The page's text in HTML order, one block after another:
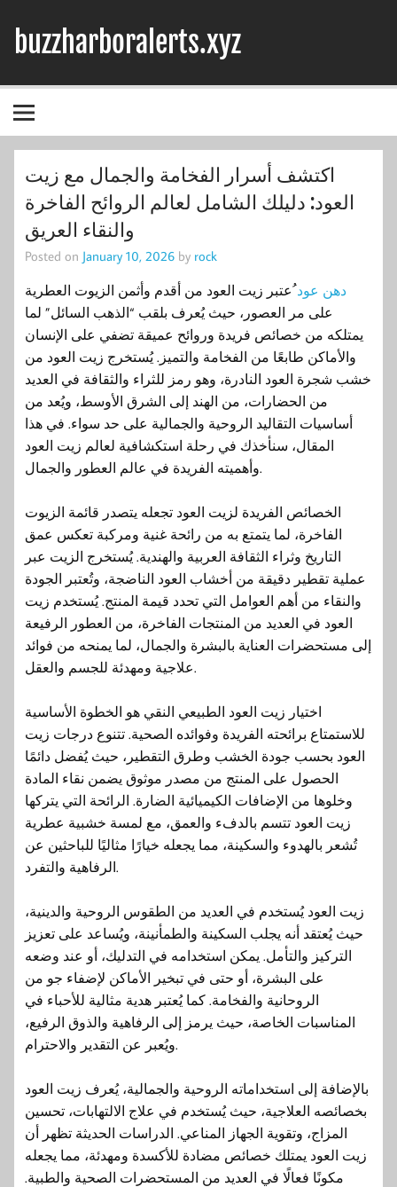
content
buzzharboralerts.xyz
اكتشف أسرار الفخامة والجمال مع زيت
العود: دليلك الشامل لعالم الروائح الفاخرة
والنقاء العريق
Posted on January 10, 2026 by rock
دهن عودُعتبر زيت العود من أقدم وأثمن الزيوت العطرية
على مر العصور، حيث يُعرف بلقب “الذهب السائل” لما
يمتلكه من خصائص فريدة وروائح عميقة تضفي على الإنسان
والأماكن طابعًا من الفخامة والتميز. يُستخرج زيت العود من
خشب شجرة العود النادرة، وهو رمز للثراء والثقافة في العديد
من الحضارات، من الهند إلى الشرق الأوسط، ويُعد من
أساسيات التقاليد الروحية والجمالية على حد سواء. في هذا
المقال، سنأخذك في رحلة استكشافية لعالم زيت العود
وأهميته الفريدة في عالم العطور والجمال.
الخصائص الفريدة لزيت العود تجعله يتصدر قائمة الزيوت
الفاخرة، لما يتمتع به من رائحة غنية ومركبة تعكس عمق
التاريخ وثراء الثقافة العربية والهندية. يُستخرج الزيت عبر
عملية تقطير دقيقة من أخشاب العود الناضجة، وتُعتبر الجودة
والنقاء من أهم العوامل التي تحدد قيمة المنتج. يُستخدم زيت
العود في العديد من المنتجات الفاخرة، من العطور الرفيعة
إلى مستحضرات العناية بالبشرة والجمال، لما يمنحه من فوائد
علاجية ومهدئة للجسم والعقل.
اختيار زيت العود الطبيعي النقي هو الخطوة الأساسية
للاستمتاع برائحته الفريدة وفوائده الصحية. تتنوع درجات زيت
العود بحسب جودة الخشب وطرق التقطير، حيث يُفضل دائمًا
الحصول على المنتج من مصدر موثوق يضمن نقاء المادة
وخلوها من الإضافات الكيميائية الضارة. الرائحة التي يتركها
زيت العود تتسم بالدفء والعمق، مع لمسة خشبية عطرية
تُشعر بالهدوء والسكينة، مما يجعله خيارًا مثاليًا للباحثين عن
الرفاهية والتفرد.
زيت العود يُستخدم في العديد من الطقوس الروحية والدينية،
حيث يُعتقد أنه يجلب السكينة والطمأنينة، ويُساعد على تعزيز
التركيز والتأمل. يمكن استخدامه في التدليك، أو عند وضعه
على البشرة، أو حتى في تبخير الأماكن لإضفاء جو من
الروحانية والفخامة. كما يُعتبر هدية مثالية للأحباء في
المناسبات الخاصة، حيث يرمز إلى الرفاهية والذوق الرفيع،
ويُعبر عن التقدير والاحترام.
بالإضافة إلى استخداماته الروحية والجمالية، يُعرف زيت العود
بخصائصه العلاجية، حيث يُستخدم في علاج الالتهابات، تحسين
المزاج، وتقوية الجهاز المناعي. الدراسات الحديثة تظهر أن
زيت العود يمتلك خصائص مضادة للأكسدة ومهدئة، مما يجعله
مكونًا فعالًا في العديد من المستحضرات الصحية والطبية.